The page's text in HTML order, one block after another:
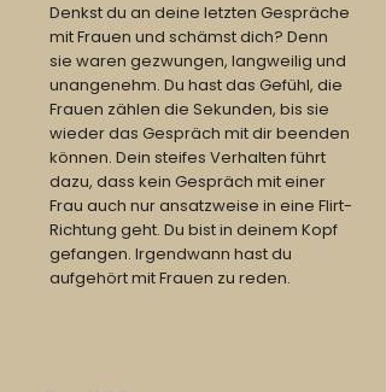
Denkst du an deine letzten Gespräche
mit Frauen und schämst dich? Denn
sie waren gezwungen, langweilig und
unangenehm. Du hast das Gefühl, die
Frauen zählen die Sekunden, bis sie
wieder das Gespräch mit dir beenden
können. Dein steifes Verhalten führt
dazu, dass kein Gespräch mit einer
Frau auch nur ansatzweise in eine Flirt-
Richtung geht. Du bist in deinem Kopf
gefangen. Irgendwann hast du
aufgehört mit Frauen zu reden.